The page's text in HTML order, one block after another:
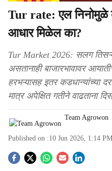
Tur rate: एल निनोमुळे
आधार मिळेल का?
Tur Market 2026: सलग
असतानाही बाजारभावावर
हरभऱ्यासह इतर कडधान्यांच्या
मात्र अपेक्षित गतीने वाढताना
Team Agrowon
Published on :10 Jun 2026, 1:14 PM
S